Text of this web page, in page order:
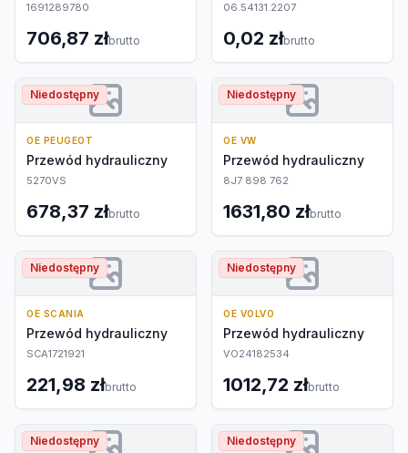
1691289780
706,87 złbrutto
06.54131.2207
0,02 złbrutto
Niedostępny
OE PEUGEOT
Przewód hydrauliczny
5270VS
678,37 złbrutto
Niedostępny
OE VW
Przewód hydrauliczny
8J7 898 762
1631,80 złbrutto
Niedostępny
OE SCANIA
Przewód hydrauliczny
SCA1721921
221,98 złbrutto
Niedostępny
OE VOLVO
Przewód hydrauliczny
VO24182534
1012,72 złbrutto
Niedostępny Niedostępny